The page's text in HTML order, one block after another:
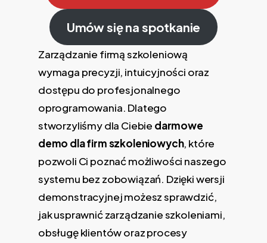
Umów się na spotkanie
Zarządzanie firmą szkoleniową
wymaga precyzji, intuicyjności oraz
dostępu do profesjonalnego
oprogramowania. Dlatego
stworzyliśmy dla Ciebie darmowe
demo dla firm szkoleniowych, które
pozwoli Ci poznać możliwości naszego
systemu bez zobowiązań. Dzięki wersji
demonstracyjnej możesz sprawdzić,
jak usprawnić zarządzanie szkoleniami,
obsługę klientów oraz procesy